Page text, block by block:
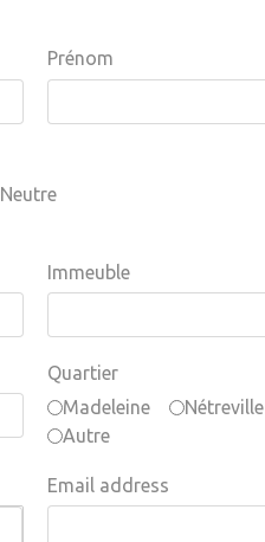
Prénom
Neutre
Immeuble
Quartier
Madeleine
Nétreville
Autre
Email address